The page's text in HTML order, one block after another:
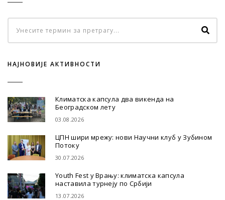
НАЈНОВИЈЕ АКТИВНОСТИ
Климатска капсула два викенда на
Београдском лету
03.08.2026
ЦПН шири мрежу: нови Научни клуб у Зубином
Потоку
30.07.2026
Youth Fest у Врању: климатска капсула
наставила турнеју по Србији
13.07.2026